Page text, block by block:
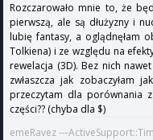
Rozczarowało mnie to, że
pierwszą, ale są dłużyzny i
lubię fantasy, a oglądnęłam
Tolkiena) i ze względu na
rewelacja (3D). Bez nich
zwłaszcza jak zobaczyłam
przeczytam dla porównania
części?? (chyba dla $)
emeRavez ---